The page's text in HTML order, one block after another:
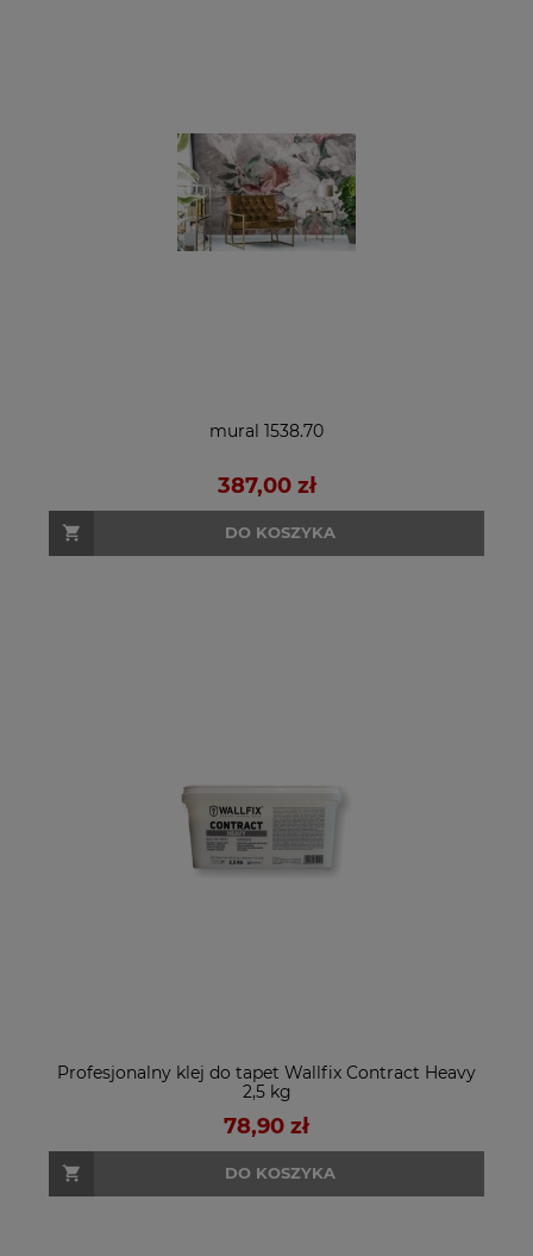
mural 1538.70
387,00 zł
DO KOSZYKA
Profesjonalny klej do tapet Wallfix Contract Heavy
2,5 kg
78,90 zł
DO KOSZYKA